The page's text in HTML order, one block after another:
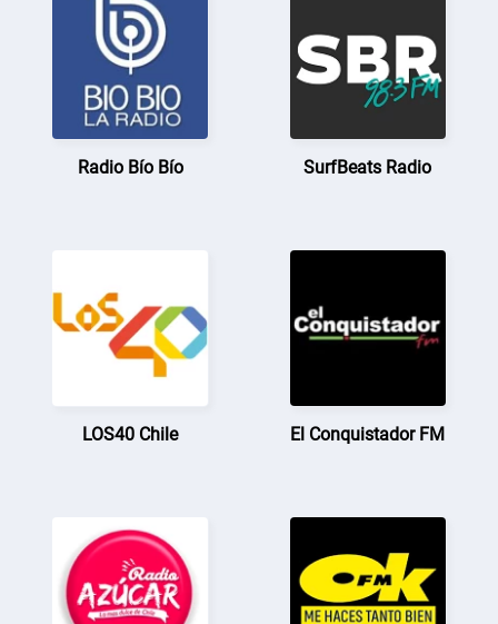
Radio Bío Bío SurfBeats Radio
LOS40 Chile El Conquistador FM